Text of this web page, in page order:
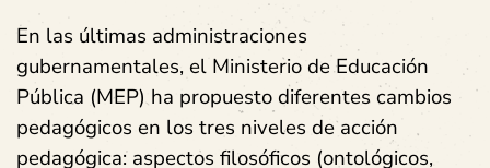
En las últimas administraciones
gubernamentales, el Ministerio de Educación
Pública (MEP) ha propuesto diferentes cambios
pedagógicos en los tres niveles de acción
pedagógica: aspectos filosóficos (ontológicos,